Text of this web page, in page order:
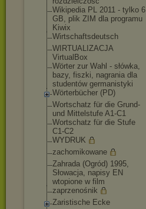
Wikipedia PL 2011 - tylko 6
GB, plik ZIM dla programu
Kiwix
Wirtschaftsdeutsc h
WIRTUALIZACJA
VirtualBox
Wörter zur Wahl - słówka,
bazy, fiszki, nagrania dla
studentów germanistyki
Wörterbücher (PD)
Wortschatz für die Grund-
und Mittelstufe A1-C1
Wortschatz für die Stufe
C1-C2
WYDRUK
zachomikowane
Zahrada (Ogród) 1995,
Słowacja, napisy EN
wtopione w film
zaprzenośnik
Zaristische Ecke